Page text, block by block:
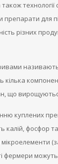
технології
препарати для
різних
кілька
що
куплених
калій, фосфор
мікроелементи
фермери